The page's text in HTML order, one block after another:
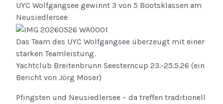
UYC Wolfgangsee gewinnt 3 von 5 Bootsklassen am
Neusiedlersee
Das Team des UYC Wolfgangsee überzeugt mit einer
starken Teamleistung.
Yachtclub Breitenbrunn Seesterncup 23.-25.5.26 (ein
Bericht von Jörg Moser)
Pfingsten und Neusiedlersee – da treffen traditionell